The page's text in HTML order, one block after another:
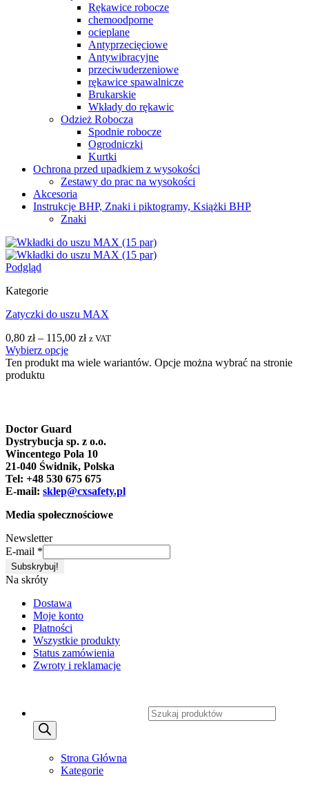
Rękawice robocze
chemoodporne
ocieplane
Antyprzecięciowe
Antywibracyjne
przeciwuderzeniowe
rękawice spawalnicze
Brukarskie
Wkłady do rękawic
Odzież Robocza
Spodnie robocze
Ogrodniczki
Kurtki
Ochrona przed upadkiem z wysokości
Zestawy do prac na wysokości
Akcesoria
Instrukcje BHP, Znaki i piktogramy, Książki BHP
Znaki
Podgląd
Kategorie
Zatyczki do uszu MAX
0,80 zł– 115,00 zł z VAT
Wybierz opcje
Ten produkt ma wiele wariantów. Opcje można wybrać na stronie
produktu
Doctor Guard
Dystrybucja sp. z o.o.
Wincentego Pola 10
21-040 Świdnik, Polska
Tel: +48 530 675 675
E-mail: sklep@cxsafety.pl
Media społecznościowe
Newsletter
E-mail *
Na skróty
Dostawa
Moje konto
Płatności
Wszystkie produkty
Status zamówienia
Zwroty i reklamacje
Strona Główna
Kategorie